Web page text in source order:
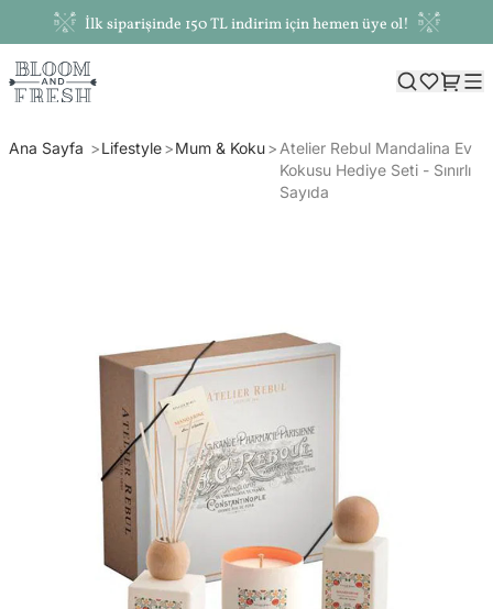
İlk siparişinde 150 TL indirim için hemen üye ol!
Ana Sayfa Lifestyle Mum & Koku
Atelier Rebul Mandalina Ev
Kokusu Hediye Seti - Sınırlı
Sayıda